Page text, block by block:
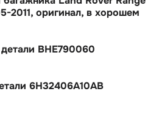
2011, оригинал, в хорошем
BHE790060
6H32406A10AB